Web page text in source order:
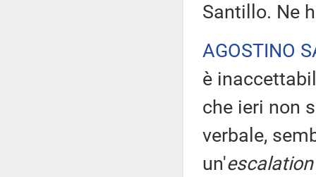
Santillo. Ne
AGOSTINO
è
che ieri non
verbale,
un'escalation